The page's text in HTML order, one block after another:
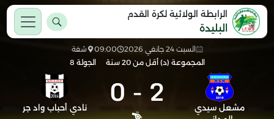
الرابطة الولائية لكرة القدم
البليدة
السبت 24 جانفي 2026 09:00
شفة
المجموعة (د) أقل من 20 سنة
الجولة 8
مشعل سيدي
2
-
0 نادي أحباب واد جر